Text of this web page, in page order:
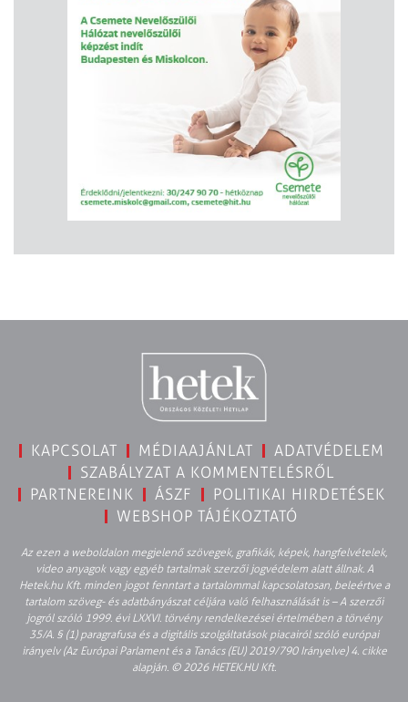
KAPCSOLAT MÉDIAAJÁNLAT
ADATVÉDELEM
SZABÁLYZAT A KOMMENTELÉSRŐL
PARTNEREINK
ÁSZF
POLITIKAI HIRDETÉSEK
WEBSHOP TÁJÉKOZTATÓ
Az ezen a weboldalon megjelenő szövegek, grafikák, képek, hangfelvételek,
video anyagok vagy egyéb tartalmak szerzői jogvédelem alatt állnak. A
Hetek.hu Kft. minden jogot fenntart a tartalommal kapcsolatosan, beleértve a
tartalom szöveg- és adatbányászat céljára való felhasználását is – A szerzői
jogról szóló 1999. évi LXXVI. törvény rendelkezései értelmében a törvény
35/A. § (1) paragrafusa és a digitális szolgáltatások piacairól szóló európai
irányelv (Az Európai Parlament és a Tanács (EU) 2019/790 Irányelve) 4. cikke
alapján. © 2026 HETEK.HU Kft.